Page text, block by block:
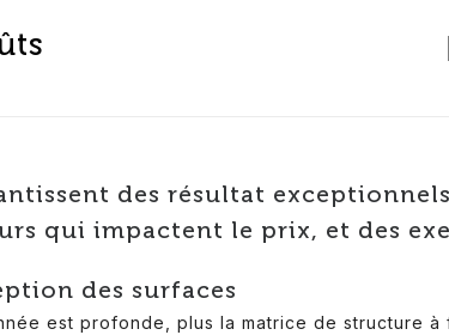
des résultat
qui impactent le prix, et des
des surfaces
est profonde, plus la matrice de structure à